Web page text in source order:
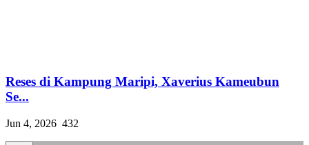
Reses di Kampung Maripi, Xaverius Kameubun
Se...
Jun 4, 2026 432